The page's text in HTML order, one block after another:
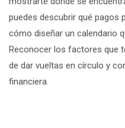
puedes descubrir qué pagos
cómo diseñar un calendario
Reconocer los factores que
de dar vueltas en círculo y
financiera.